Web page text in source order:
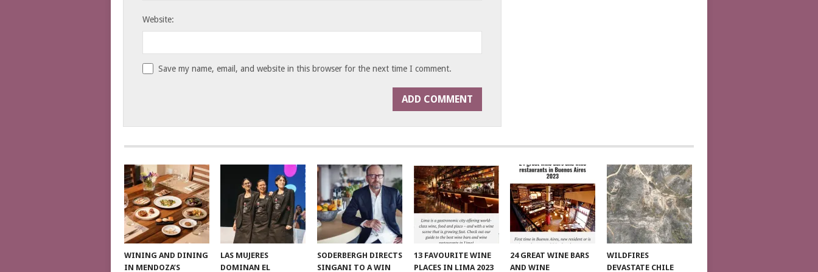
Website:
Save my name, email, and website in this browser for the next time I comment.
WINING AND DINING
IN MENDOZA’S
LAS MUJERES
DOMINAN EL
SODERBERGH DIRECTS
SINGANI TO A WIN
13 FAVOURITE WINE
PLACES IN LIMA 2023
24 GREAT WINE BARS
AND WINE
WILDFIRES
DEVASTATE CHILE